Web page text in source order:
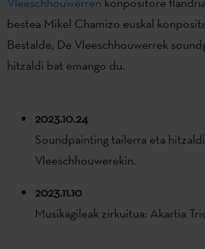
bestea Mikel Chamizo euskal
Bestalde, De Vleeschhouwerrek
hitzaldi bat emango du.
2023.10.24
Soundpainting tailerra eta
Vleeschhouwerekin.
2023.11.10
Musikagileak zirkuitua: Akartia